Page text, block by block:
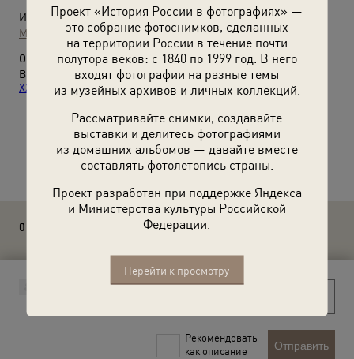
Проект «История России в фотографиях» —
это собрание фотоснимков, сделанных
на территории России в течение почти
полутора веков: с 1840 по 1999 год. В него
входят фотографии на разные темы
из музейных архивов и личных коллекций.
Рассматривайте снимки, создавайте
выставки и делитесь фотографиями
из домашних альбомов — давайте вместе
составлять фотолетопись страны.
Проект разработан при поддержке Яндекса
и Министерства культуры Российской
Федерации.
Перейти к просмотру
Источники:
МАММ / МДФ
О фотографии:
Выставки
«Из наследия Семена Фридлянда»и«Воспитатели
XX века»с этой фотографией.
Расскажите друзьям об этом фото
0 комментариев
Рекомендовать
как описание
Отправить